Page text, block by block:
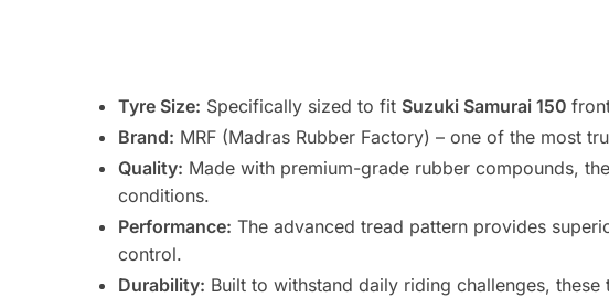
Tyre Size: Specifically sized to fit Suzuki Samurai 150
Brand: MRF (Madras Rubber Factory) – one of the most
Quality: Made with premium-grade rubber compounds,
conditions.
Performance: The advanced tread pattern provides
control.
Durability: Built to withstand daily riding challenges,